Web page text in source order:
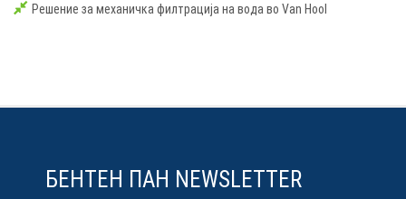
Решение за механичка филтрација на вода во Van Hool
БЕНТЕН ПАН NEWSLETTER